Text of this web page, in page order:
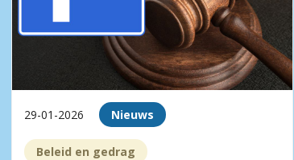
29-01-2026 Nieuws
Beleid en gedrag